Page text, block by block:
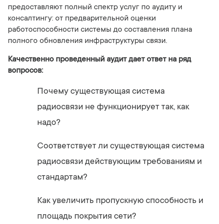
предоставляют полный спектр услуг по аудиту и
консалтингу: от предварительной оценки
работоспособности системы до составления плана
полного обновления инфраструктуры связи.
Качественно проведенный аудит дает ответ на ряд
вопросов:
Почему существующая система
радиосвязи не функционирует так, как
надо?
Соответствует ли существующая система
радиосвязи действующим требованиям и
стандартам?
Как увеличить пропускную способность и
площадь покрытия сети?